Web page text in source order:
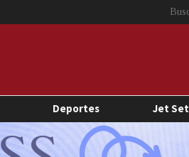
Deportes Jet Set